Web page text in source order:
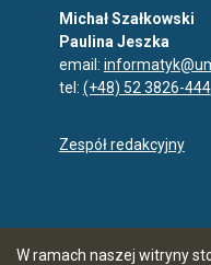
W ramach naszej witryny
Michał Szałkowski
Paulina Jeszka
email:
tel: (+48) 52 3826-444
Zespół redakcyjny